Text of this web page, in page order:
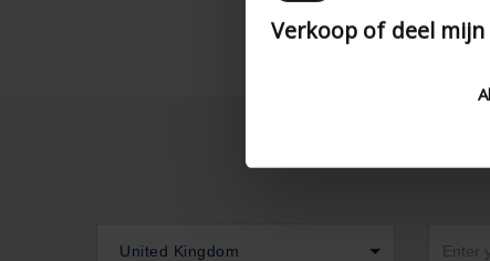
Verkoop of deel
United Kingdom